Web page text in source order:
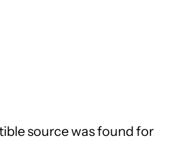
source was found for